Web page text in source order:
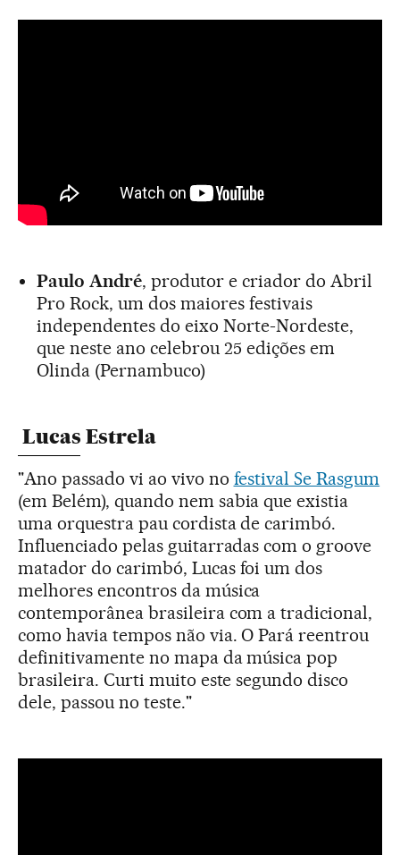
Paulo André, produtor e criador do Abril
Pro Rock, um dos maiores festivais
independentes do eixo Norte-Nordeste,
que neste ano celebrou 25 edições em
Olinda (Pernambuco)
Lucas Estrela
"Ano passado vi ao vivo no festival Se Rasgum
(em Belém), quando nem sabia que existia
uma orquestra pau cordista de carimbó.
Influenciado pelas guitarradas com o groove
matador do carimbó, Lucas foi um dos
melhores encontros da música
contemporânea brasileira com a tradicional,
como havia tempos não via. O Pará reentrou
definitivamente no mapa da música pop
brasileira. Curti muito este segundo disco
dele, passou no teste."